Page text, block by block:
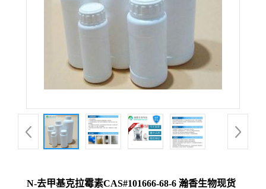
N-去甲基克拉霉素CAS#101666-68-6 瀚香生物现货